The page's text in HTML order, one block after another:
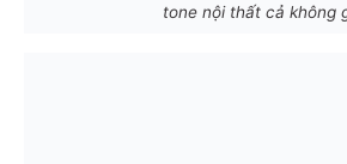
tone nội thất cả không